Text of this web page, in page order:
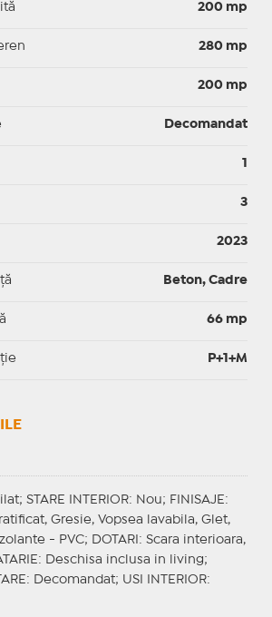
200 mp
280 mp
200 mp
Decomandat
1
3
2023
Beton, Cadre
66 mp
P+1+M
STARE INTERIOR: Nou; FINISAJE :
Gresie, Vopsea lavabila, Glet,
- PVC;
DOTARI : Scara interioara,
: Deschisa inclusa in living;
: Decomandat; USI INTERIOR: